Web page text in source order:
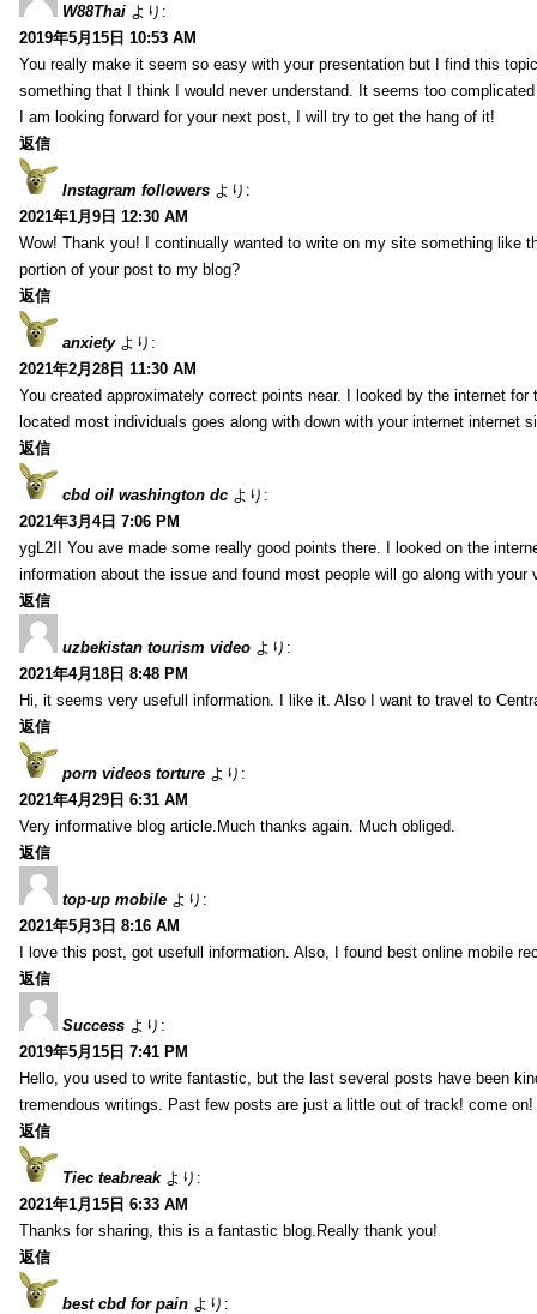
W88Thai より:
2019年5月15日 10:53 AM
You really make it seem so easy with your presentation but I find this
something that I think I would never understand. It seems too
I am looking forward for your next post, I will try to get the hang of it!
返信
Instagram followers より:
2021年1月9日 12:30 AM
Wow! Thank you! I continually wanted to write on my site something like
portion of your post to my blog?
返信
anxiety より:
2021年2月28日 11:30 AM
You created approximately correct points near. I looked by the internet for
located most individuals goes along with down with your internet internet
返信
cbd oil washington dc より:
2021年3月4日 7:06 PM
ygL2II You ave made some really good points there. I looked on the
information about the issue and found most people will go along with your
返信
uzbekistan tourism video より:
2021年4月18日 8:48 PM
Hi, it seems very usefull information. I like it. Also I want to travel to
返信
porn videos torture より:
2021年4月29日 6:31 AM
Very informative blog article.Much thanks again. Much obliged.
返信
top-up mobile より:
2021年5月3日 8:16 AM
I love this post, got usefull information. Also, I found best online mobile
返信
Success より:
2019年5月15日 7:41 PM
Hello, you used to write fantastic, but the last several posts have been
tremendous writings. Past few posts are just a little out of track! come on!
返信
Tiec teabreak より:
2021年1月15日 6:33 AM
Thanks for sharing, this is a fantastic blog.Really thank you!
返信
best cbd for pain より: